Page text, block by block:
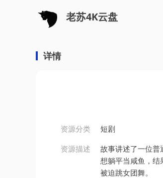
老苏4K云盘
详情
资源分类
短剧
资源描述
故事讲述了一位普
想躺平当咸鱼，
被迫跳女团舞。